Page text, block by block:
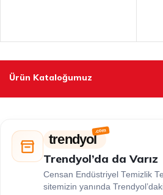
Ürün Kataloğumuz
trendyol
Trendyol’da da Varız
Censan Endüstriyel Temizlik
sitemizin yanında